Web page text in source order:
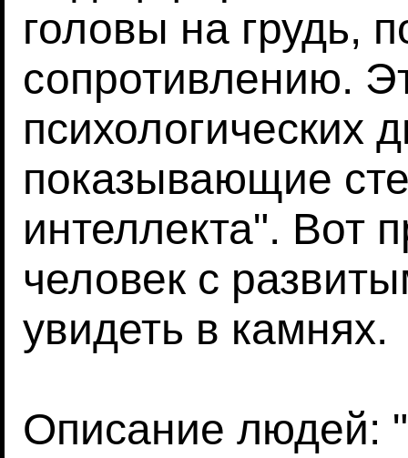
головы на грудь,
сопротивлению.
психологических
показывающие
интеллекта". Вот
человек с
увидеть в камнях.
Описание людей: